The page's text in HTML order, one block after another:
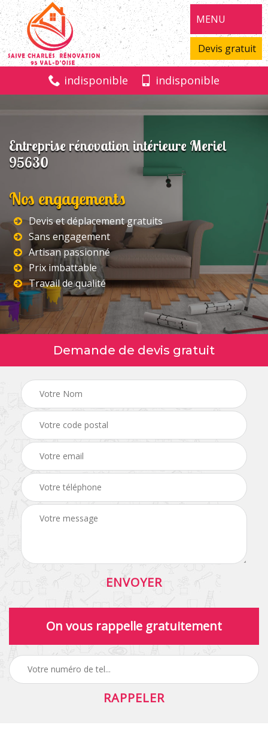
MENU
Devis gratuit
indisponible indisponible
Entreprise rénovation intérieure Meriel
95630
Nos engagements
Devis et déplacement gratuits
Sans engagement
Artisan passionné
Prix imbattable
Travail de qualité
Demande de devis gratuit
On vous rappelle gratuitement